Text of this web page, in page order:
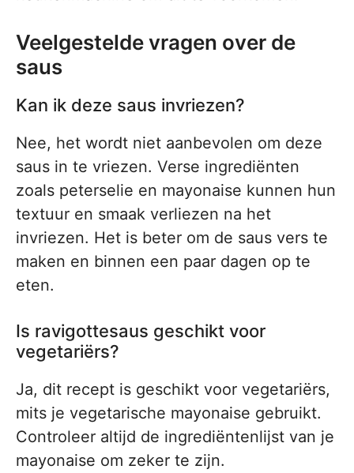
Veelgestelde vragen over de
saus
Kan ik deze saus invriezen?
Nee, het wordt niet aanbevolen om deze
saus in te vriezen. Verse ingrediënten
zoals peterselie en mayonaise kunnen hun
textuur en smaak verliezen na het
invriezen. Het is beter om de saus vers te
maken en binnen een paar dagen op te
eten.
Is ravigottesaus geschikt voor
vegetariërs?
Ja, dit recept is geschikt voor vegetariërs,
mits je vegetarische mayonaise gebruikt.
Controleer altijd de ingrediëntenlijst van je
mayonaise om zeker te zijn.